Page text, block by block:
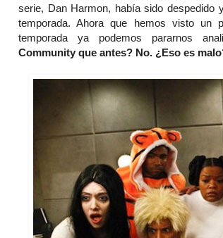
serie, Dan Harmon, había sido despedido
temporada. Ahora que hemos visto un
temporada ya podemos pararnos
Community que antes? No. ¿Eso es